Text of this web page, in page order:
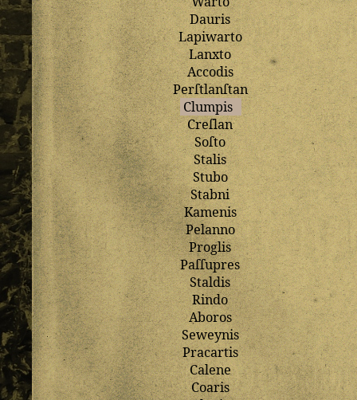
Dauris
Lapiwarto
Lanxto
Accodis
Perſtlanſtan
Clumpis
Creſlan
Soſto
Stalis
Stubo
Stabni
Kamenis
Pelanno
Proglis
Paſſupres
Staldis
Rindo
Aboros
Seweynis
Pracartis
Calene
Coaris